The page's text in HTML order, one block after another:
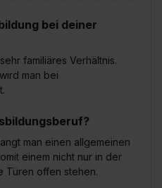
bei deiner
familiäres Verhältnis.
man bei
man einen allgemeinen
einem nicht nur in der
Türen offen stehen.